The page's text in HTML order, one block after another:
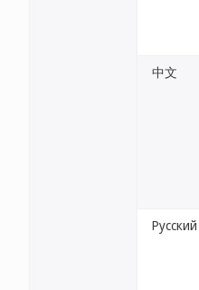
中文
Русский